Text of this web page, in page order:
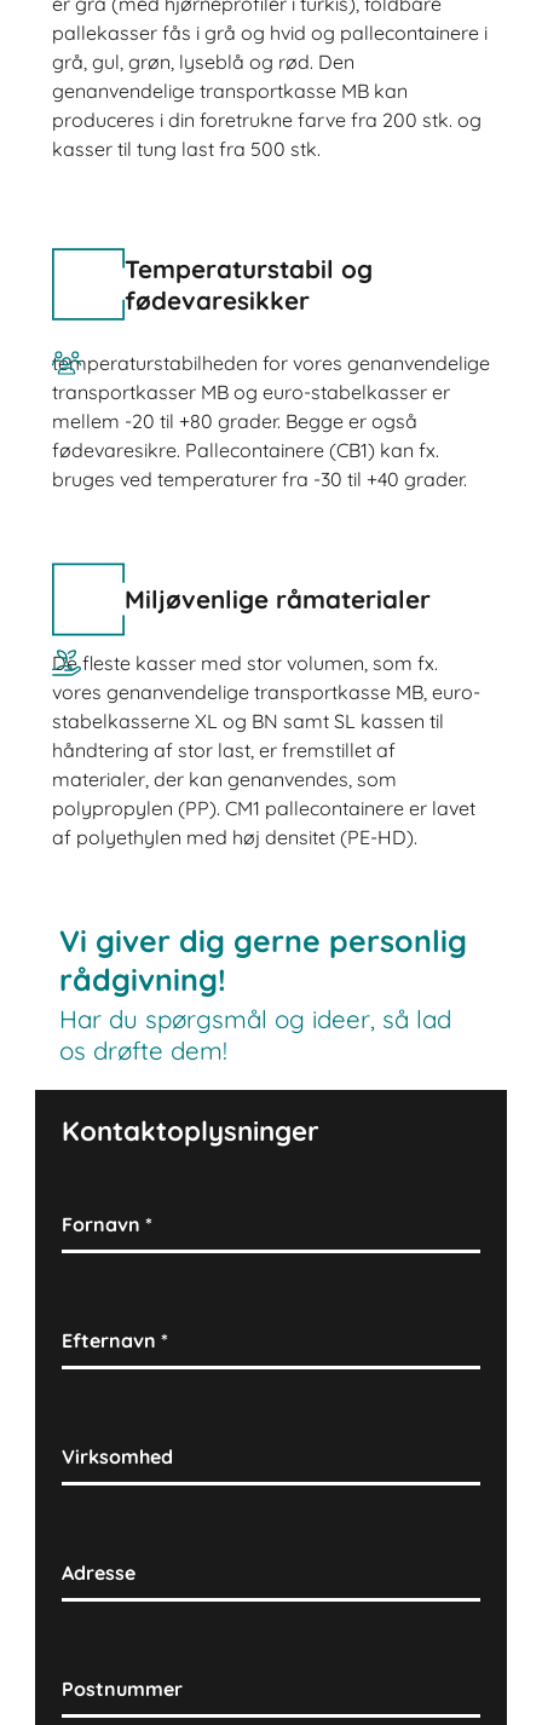
pallekasser fås i grå og hvid og pallecontainere i
grå, gul, grøn, lyseblå og rød. Den
genanvendelige transportkasse MB kan
produceres i din foretrukne farve fra 200 stk. og
kasser til tung last fra 500 stk.
Temperaturstabil og
fødevaresikker
temperaturstabilheden for vores genanvendelige
transportkasser MB og euro-stabelkasser er
mellem -20 til +80 grader. Begge er også
fødevaresikre. Pallecontainere (CB1) kan fx.
bruges ved temperaturer fra -30 til +40 grader.
Miljøvenlige råmaterialer
De fleste kasser med stor volumen, som fx.
vores genanvendelige transportkasse MB, euro-
stabelkasserne XL og BN samt SL kassen til
håndtering af stor last, er fremstillet af
materialer, der kan genanvendes, som
polypropylen (PP). CM1 pallecontainere er lavet
af polyethylen med høj densitet (PE-HD).
Vi giver dig gerne personlig
rådgivning!
Har du spørgsmål og ideer, så lad
os drøfte dem!
Kontaktoplysninger
Fornavn*
Efternavn*
Virksomhed
Adresse
Postnummer